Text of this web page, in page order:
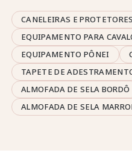
CANELEIRAS E
EQUIPAMENTO PARA
EQUIPAMENTO PÔNEI
TAPETE DE
ALMOFADA DE SELA BORDÔ
ALMOFADA DE SELA